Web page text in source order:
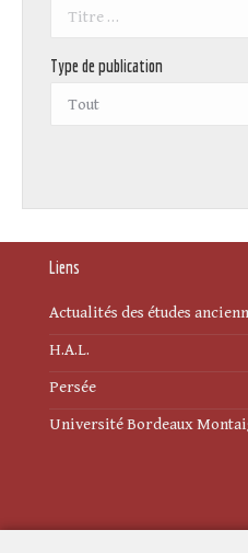
Type de publication
Liens
Actualités des études
H.A.L.
Persée
Université Bordeaux